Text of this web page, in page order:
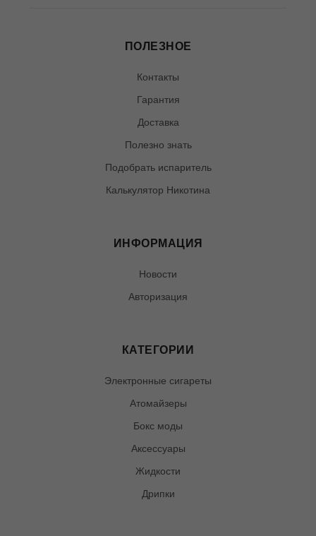
ПОЛЕЗНОЕ
Контакты
Гарантия
Доставка
Полезно знать
Подобрать испаритель
Калькулятор Никотина
ИНФОРМАЦИЯ
Новости
Авторизация
КАТЕГОРИИ
Электронные сигареты
Атомайзеры
Бокс моды
Аксессуары
Жидкости
Дрипки